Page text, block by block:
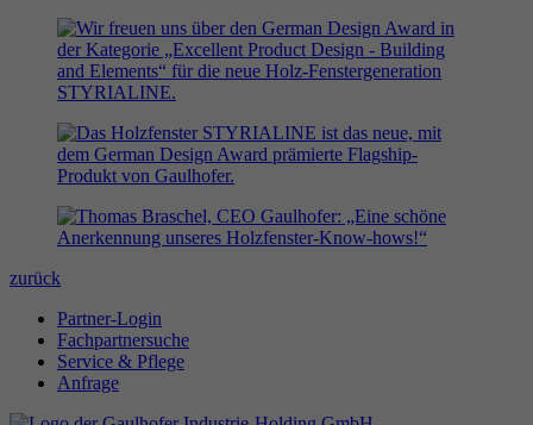
zurück
Partner-Login
Fachpartnersuche
Service & Pflege
Anfrage